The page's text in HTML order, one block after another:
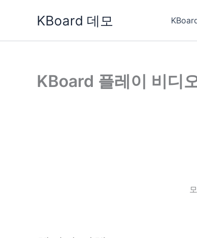
KBoard 데모
KBoard 플레이 비디